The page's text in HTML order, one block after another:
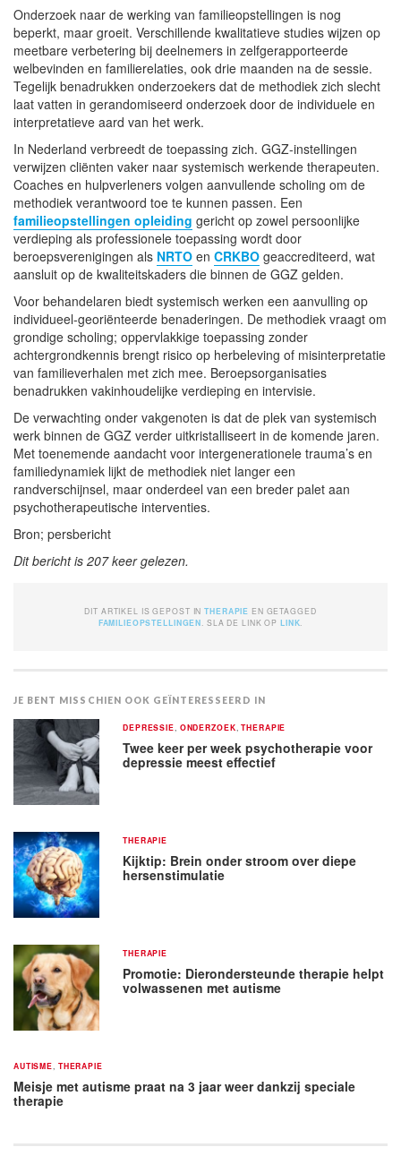
Onderzoek naar de werking van familieopstellingen is nog
beperkt, maar groeit. Verschillende kwalitatieve studies wijzen op
meetbare verbetering bij deelnemers in zelfgerapporteerde
welbevinden en familierelaties, ook drie maanden na de sessie.
Tegelijk benadrukken onderzoekers dat de methodiek zich slecht
laat vatten in gerandomiseerd onderzoek door de individuele en
interpretatieve aard van het werk.
In Nederland verbreedt de toepassing zich. GGZ-instellingen
verwijzen cliënten vaker naar systemisch werkende therapeuten.
Coaches en hulpverleners volgen aanvullende scholing om de
methodiek verantwoord toe te kunnen passen. Een
familieopstellingen opleiding gericht op zowel persoonlijke
verdieping als professionele toepassing wordt door
beroepsverenigingen als NRTO en CRKBO geaccrediteerd, wat
aansluit op de kwaliteitskaders die binnen de GGZ gelden.
Voor behandelaren biedt systemisch werken een aanvulling op
individueel-georiënteerde benaderingen. De methodiek vraagt om
grondige scholing; oppervlakkige toepassing zonder
achtergrondkennis brengt risico op herbeleving of misinterpretatie
van familieverhalen met zich mee. Beroepsorganisaties
benadrukken vakinhoudelijke verdieping en intervisie.
De verwachting onder vakgenoten is dat de plek van systemisch
werk binnen de GGZ verder uitkristalliseert in de komende jaren.
Met toenemende aandacht voor intergenerationele trauma’s en
familiedynamiek lijkt de methodiek niet langer een
randverschijnsel, maar onderdeel van een breder palet aan
psychotherapeutische interventies.
Bron; persbericht
Dit bericht is 207 keer gelezen.
DIT ARTIKEL IS GEPOST INTHERAPIE EN GETAGGED
FAMILIEOPSTELLINGEN . SLA DE LINK OP LINK
JE BENT MISSCHIEN OOK GEÏNTERESSEERD IN
DEPRESSIE ONDERZOEK ,THERAPIE
Twee keer per week psychotherapie voor
depressie meest effectief
THERAPIE
Kijktip: Brein onder stroom over diepe
hersenstimulatie
THERAPIE
Promotie: Dierondersteunde therapie helpt
volwassenen met autisme
AUTISME THERAPIE
Meisje met autisme praat na 3 jaar weer dankzij speciale
therapie